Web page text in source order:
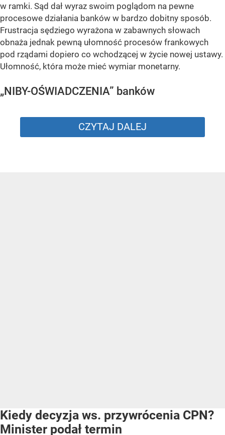
w ramki. Sąd dał wyraz swoim poglądom na pewne
procesowe działania banków w bardzo dobitny sposób.
Frustracja sędziego wyrażona w zabawnych słowach
obnaża jednak pewną ułomność procesów frankowych
pod rządami dopiero co wchodzącej w życie nowej ustawy.
Ułomność, która może mieć wymiar monetarny.
„NIBY-OŚWIADCZENIA” banków
CZYTAJ DALEJ
Kiedy decyzja ws. przywrócenia CPN?
Minister podał termin